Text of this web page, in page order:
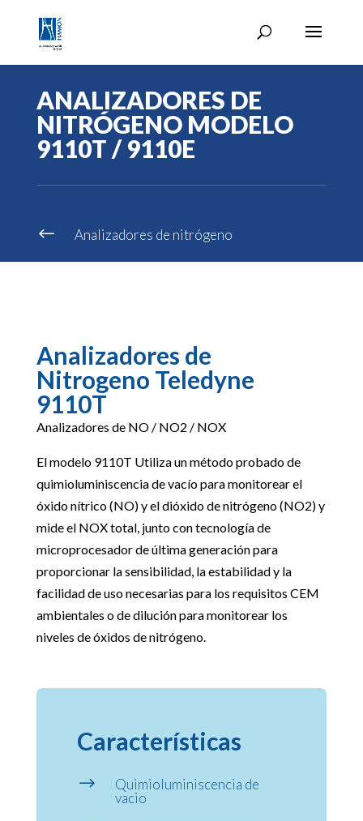
ANALIZADORES DE
NITRÓGENO MODELO
9110T / 9110E
# Analizadores de nitrógeno
Analizadores de
Nitrogeno Teledyne
9110T
Analizadores de NO / NO2 / NOX
El modelo 9110T Utiliza un método probado de
quimioluminiscencia de vacío para monitorear el
óxido nítrico (NO) y el dióxido de nitrógeno (NO2) y
mide el NOX total, junto con tecnología de
microprocesador de última generación para
proporcionar la sensibilidad, la estabilidad y la
facilidad de uso necesarias para los requisitos CEM
ambientales o de dilución para monitorear los
niveles de óxidos de nitrógeno.
Características
$
Quimioluminiscencia de
vacio